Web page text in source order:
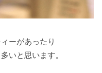
ーがあったり
いと思います。